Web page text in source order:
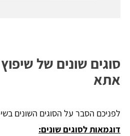
סוגים שונים של
אתא
​לפניכם הסבר על הסוגים השונים
דוגמאות לסוגים שונים: